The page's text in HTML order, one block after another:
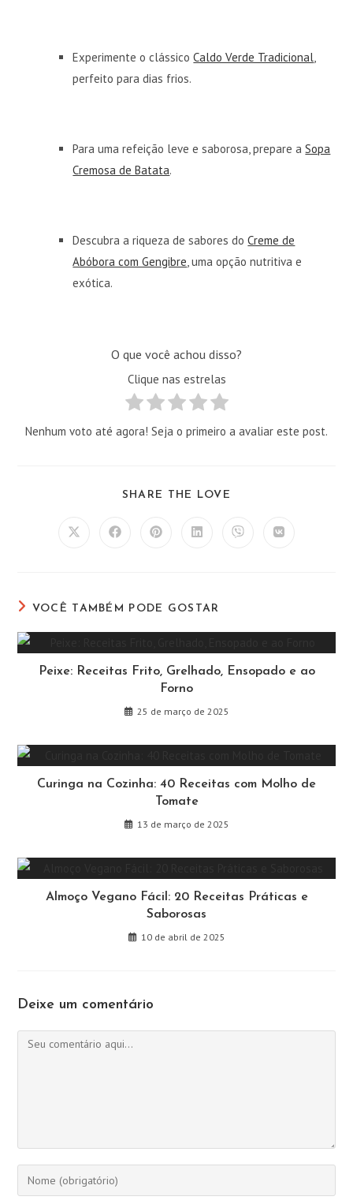
Experimente o clássicoCaldo Verde Tradicional,
perfeito para dias frios.
Para uma refeição leve e saborosa, prepare aSopa
Cremosa de Batata.
Descubra a riqueza de sabores doCreme de
Abóbora com Gengibre, uma opção nutritiva e
exótica.
O que você achou disso?
Clique nas estrelas
Nenhum voto até agora! Seja o primeiro a avaliar este post.
SHARE THE LOVE
Abre Abre Abre Abre Abre Abre
VOCÊ TAMBÉM PODE GOSTAR
Peixe: Receitas Frito, Grelhado, Ensopado e ao
Forno
25 de março de 2025
Curinga na Cozinha: 40 Receitas com Molho de
Tomate
13 de março de 2025
Almoço Vegano Fácil: 20 Receitas Práticas e
Saborosas
10 de abril de 2025
Deixe um comentário
Comentário
Digite
seu